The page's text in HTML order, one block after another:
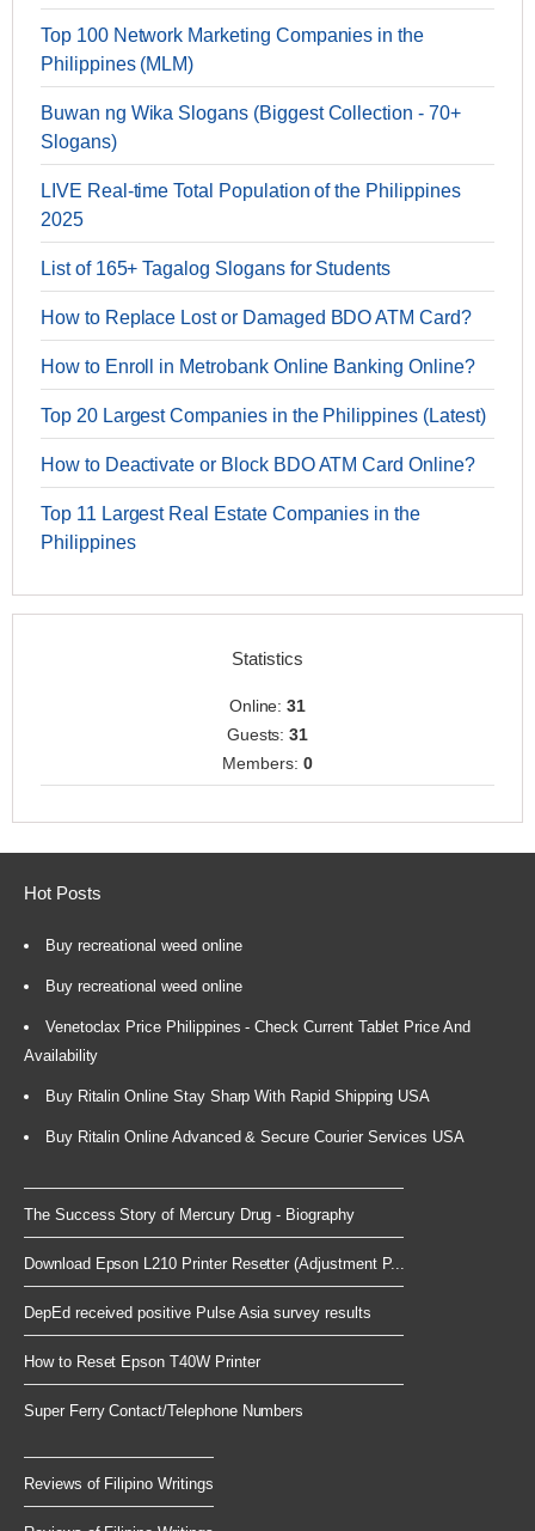
Top 100 Network Marketing Companies in the
Philippines (MLM)
Buwan ng Wika Slogans (Biggest Collection - 70+
Slogans)
LIVE Real-time Total Population of the Philippines
2025
List of 165+ Tagalog Slogans for Students
How to Replace Lost or Damaged BDO ATM Card?
How to Enroll in Metrobank Online Banking Online?
Top 20 Largest Companies in the Philippines (Latest)
How to Deactivate or Block BDO ATM Card Online?
Top 11 Largest Real Estate Companies in the
Philippines
Statistics
Online:31
Guests:31
Members: 0
Hot Posts
Buy recreational weed online
Buy recreational weed online
Venetoclax Price Philippines - Check Current Tablet Price And
Availability
Buy Ritalin Online Stay Sharp With Rapid Shipping USA
Buy Ritalin Online Advanced & Secure Courier Services USA
The Success Story of Mercury Drug - Biography
Download Epson L210 Printer Resetter (Adjustment P...
DepEd received positive Pulse Asia survey results
How to Reset Epson T40W Printer
Super Ferry Contact/Telephone Numbers
Reviews of Filipino Writings